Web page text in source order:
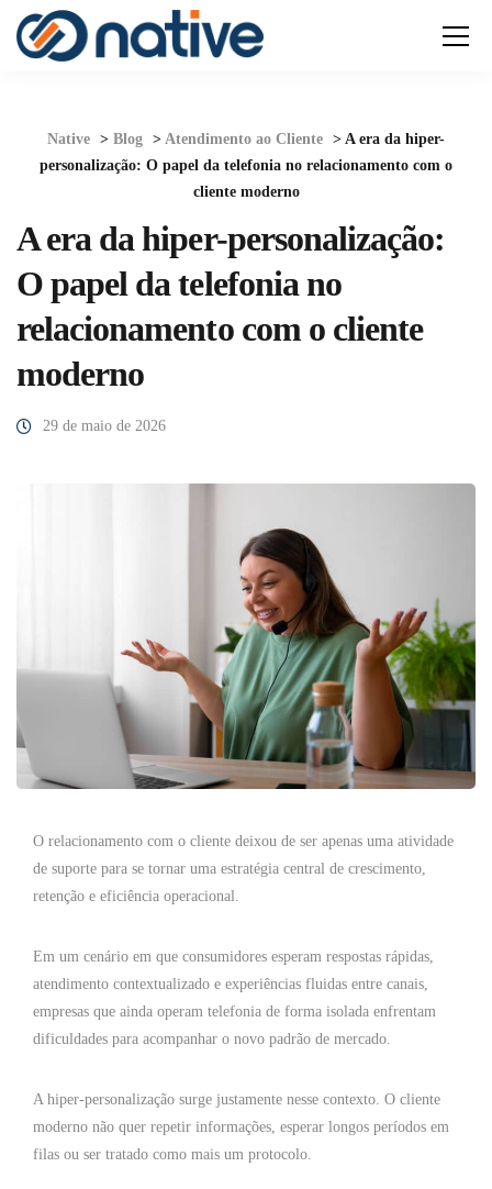
Native > Blog > Atendimento ao Cliente > A era da hiper-
personalização: O papel da telefonia no relacionamento com o
cliente moderno
A era da hiper-personalização:
O papel da telefonia no
relacionamento com o cliente
moderno
29 de maio de 2026
O relacionamento com o cliente deixou de ser apenas uma atividade
de suporte para se tornar uma estratégia central de crescimento,
retenção e eficiência operacional.
Em um cenário em que consumidores esperam respostas rápidas,
atendimento contextualizado e experiências fluidas entre canais,
empresas que ainda operam telefonia de forma isolada enfrentam
dificuldades para acompanhar o novo padrão de mercado.
A hiper-personalização surge justamente nesse contexto. O cliente
moderno não quer repetir informações, esperar longos períodos em
filas ou ser tratado como mais um protocolo.